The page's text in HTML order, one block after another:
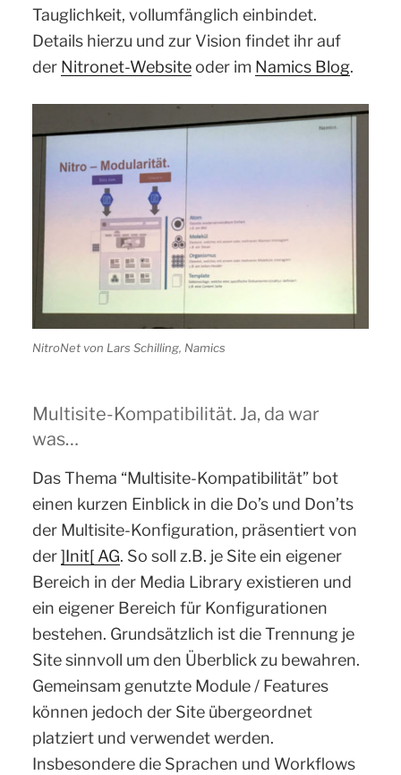
Tauglichkeit, vollumfänglich einbindet.
Details hierzu und zur Vision findet ihr auf
der Nitronet-Websiteoder im Namics Blog.
NitroNet von Lars Schilling, Namics
Multisite-Kompatibilität. Ja, da war
was…
Das Thema “Multisite-Kompatibilität” bot
einen kurzen Einblick in die Do’s und Don’ts
der Multisite-Konfiguration, präsentiert von
der]Init[ AG. So soll z.B. je Site ein eigener
Bereich in der Media Library existieren und
ein eigener Bereich für Konfigurationen
bestehen. Grundsätzlich ist die Trennung je
Site sinnvoll um den Überblick zu bewahren.
Gemeinsam genutzte Module / Features
können jedoch der Site übergeordnet
platziert und verwendet werden.
Insbesondere die Sprachen und Workflows